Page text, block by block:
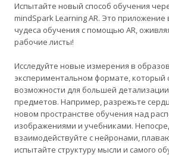
Испытайте новый способ обучения
mindSpark Learning AR. Это
чудеса обучения с помощью AR,
рабочие листы!
Исследуйте новые измерения в
экспериментальном формате, который
возможности для большей детализации
предметов. Например, разрежьте
новом пространстве обучения над
изображениями и учебниками.
взаимодействуйте с нейронами,
испытайте структуру мысли и самого